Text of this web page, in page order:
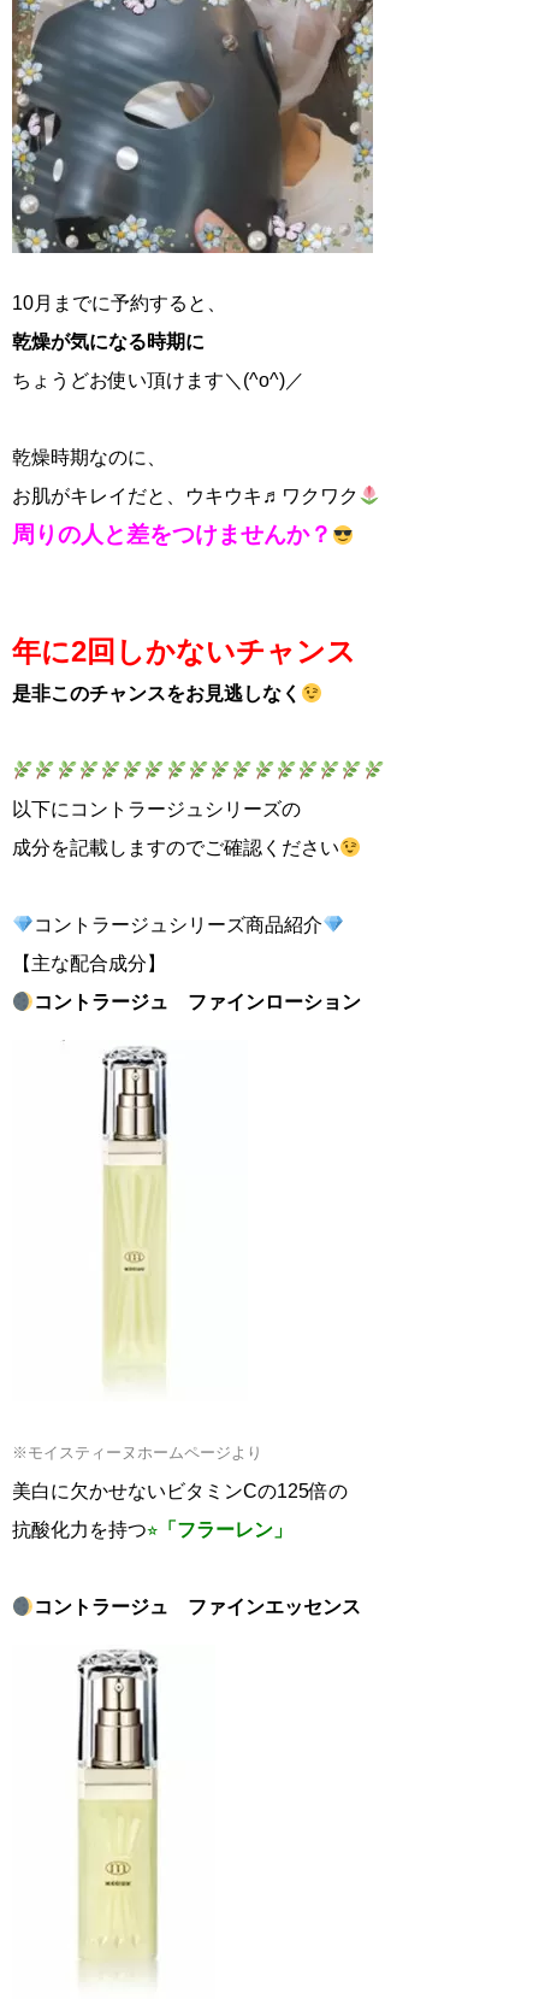
10月までに予約すると、
乾燥が気になる時期に
ちょうどお使い頂けます＼(^o^)／
乾燥時期なのに、
お肌がキレイだと、ウキウキ♬ワクワク
周りの人と差をつけませんか？
年に2回しかないチャンス
是非このチャンスをお見逃しなく
以下にコントラージュシリーズの
成分を記載しますのでご確認ください
コントラージュシリーズ商品紹介
【主な配合成分】
コントラージュ ファインローション
※モイスティーヌホームページより
美白に欠かせないビタミンCの125倍の
抗酸化力を持つ⭐︎ 「フラーレン」
コントラージュ ファインエッセンス